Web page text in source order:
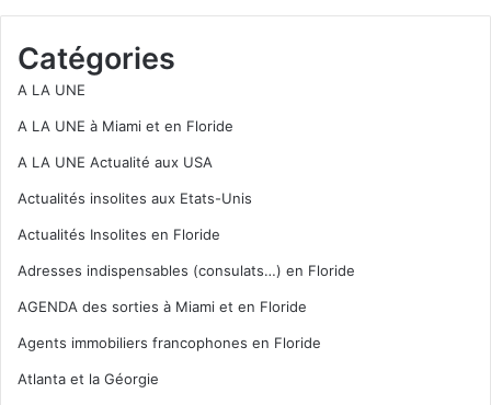
Catégories
A LA UNE
A LA UNE à Miami et en Floride
A LA UNE Actualité aux USA
Actualités insolites aux Etats-Unis
Actualités Insolites en Floride
Adresses indispensables (consulats…) en Floride
AGENDA des sorties à Miami et en Floride
Agents immobiliers francophones en Floride
Atlanta et la Géorgie